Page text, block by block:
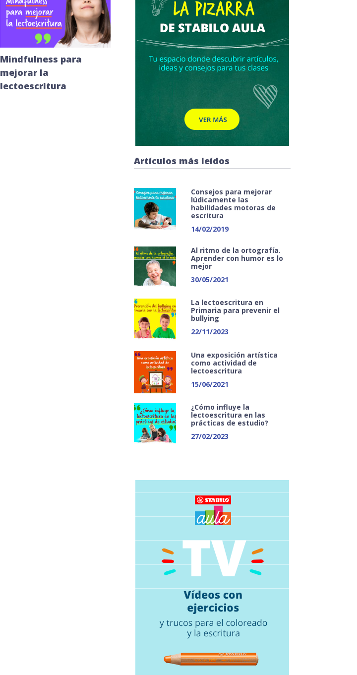
Mindfulness para
mejorar la
lectoescritura
Artículos más leídos
Consejos para mejorar
lúdicamente las
habilidades motoras de
escritura
14/02/2019
Al ritmo de la ortografía.
Aprender con humor es lo
mejor
30/05/2021
La lectoescritura en
Primaria para prevenir el
bullying
22/11/2023
Una exposición artística
como actividad de
lectoescritura
15/06/2021
¿Cómo influye la
lectoescritura en las
prácticas de estudio?
27/02/2023